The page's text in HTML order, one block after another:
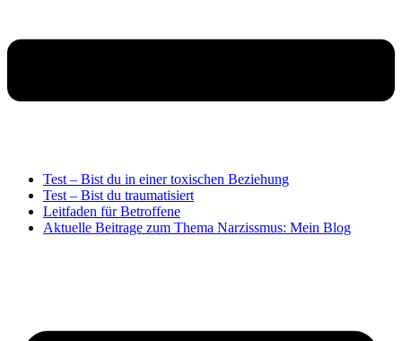
Test – Bist du in einer toxischen Beziehung
Test – Bist du traumatisiert
Leitfaden für Betroffene
Aktuelle Beitrage zum Thema Narzissmus: Mein Blog